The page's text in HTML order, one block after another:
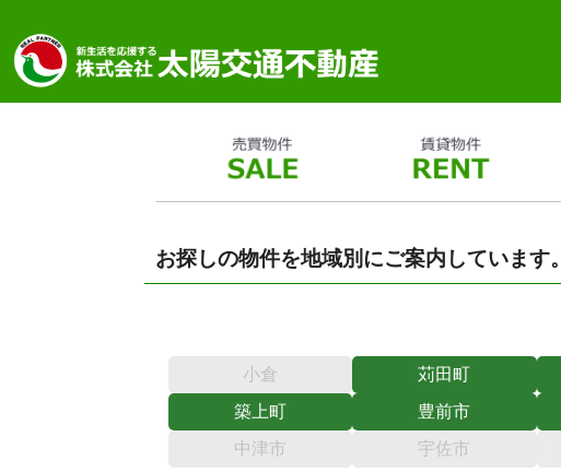
お探しの物件を地域別にご案内しています。
小倉 苅田町
築上町
豊前市
中津市
宇佐市